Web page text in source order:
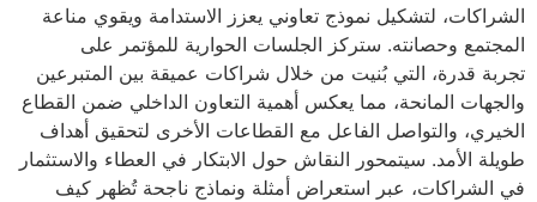
الشراكات، لتشكيل نموذج تعاوني يعزز الاستدامة ويقوي مناعة
المجتمع وحصانته. ستركز الجلسات الحوارية للمؤتمر على
تجربة قدرة، التي بُنيت من خلال شراكات عميقة بين المتبرعين
والجهات المانحة، مما يعكس أهمية التعاون الداخلي ضمن القطاع
الخيري، والتواصل الفاعل مع القطاعات الأخرى لتحقيق أهداف
طويلة الأمد. سيتمحور النقاش حول الابتكار في العطاء والاستثمار
في الشراكات، عبر استعراض أمثلة ونماذج ناجحة تُظهر كيف